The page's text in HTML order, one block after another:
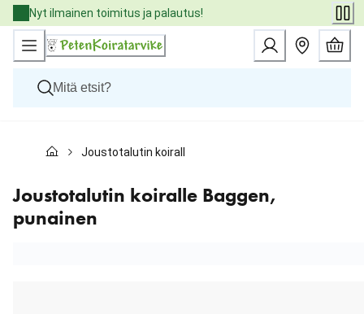
Skip
to
Content
Nyt ilmainen toimitus ja palautus!
Kissat
Eläinlääkäriruoat
Tuotemerkit
Uutuudet
Joustotalutin koiralle Baggen, punainen
Joustotalutin koiralle Baggen,
punainen